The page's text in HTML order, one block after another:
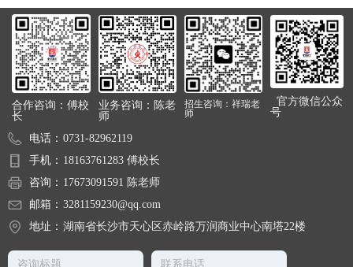
合作咨询：傅校
长
业务咨询：陈老
师
官方微信公众
号
招生咨询：祥瑞老
师
电话： 0731-82962119
手机： 18163761283 傅校长
咨询： 17673091591 陈老师
邮箱： 3281159230@qq.com
地址： 湖南省长沙市天心区赤岭路万润商业中心南塔22楼